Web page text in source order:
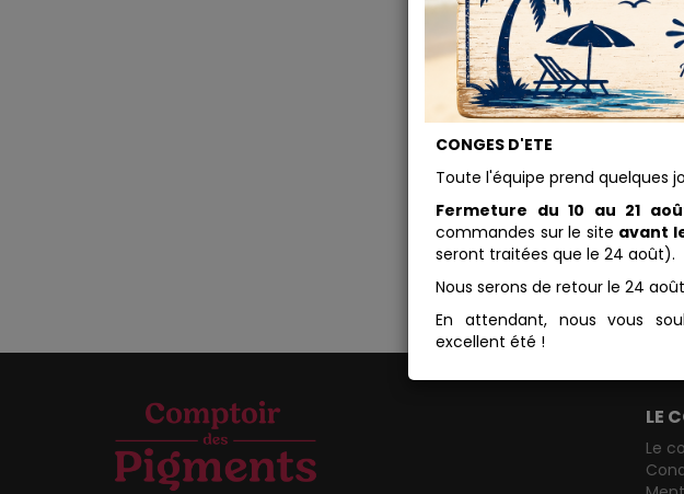
LE
Le
CONGES D'ETE
Toute l'équipe prend quelques
Fermeture du 10 au 21
commandes sur le site avant
seront traitées que le 24 août).
Nous serons de retour le 24
En attendant, nous vous
excellent été !